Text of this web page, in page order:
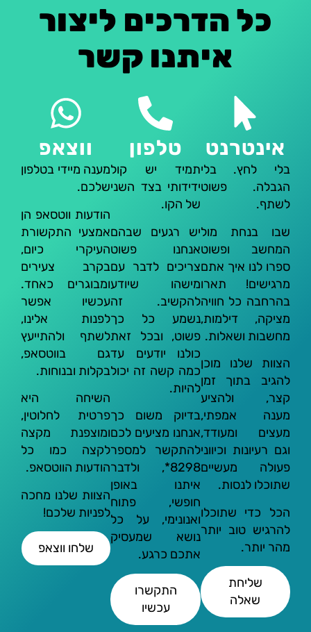
כל הדרכים ליצור
איתנו קשר
אינטרנט
בלי לחץ. בלי
הגבלה. פשוט
לשתף.
שבו בנחת מול
המחשב ופשוט
ספרו לנו איך אתם
מרגישים! תארו
בהרחבה כל חוויה
מציקה, דילמות,
מחשבות ושאלות.
הצוות שלנו מוכן
להגיב בתוך זמן
קצר, ולהציע
מענה אמפתי,
מעצים ומעודד,
וגם רעיונות וכיווני
פעולה מעשיים
שתוכלו לנסות.
הכל כדי שתוכלו
להרגיש טוב יותר
מהר יותר.
שליחת
שאלה
טלפון
תמיד יש קול
ידידותי בצד השני
של הקו.
יש רגעים שבהם
אנחנו פשוט
צריכים לדבר עם
מישהו שיודע
להקשיב. זה
נשמע כל כך
פשוט, ובכל זאת
כולנו יודעים עד
כמה קשה זה יכול
להיות.
בדיוק משום כך
אנחנו מציעים לכם
להתקשר למספר
8298*, ולדבר
איתנו באופן
חופשי, פתוח
ואנונימי, על כל
נושא שמעסיק
אתכם כרגע.
התקשרו
עכשיו
ווצאפ
מענה מיידי בטלפון
שלכם.
הודעות ווטסאפ הן
אמצעי התקשורת
העיקרי כיום,
בקרב צעירים
ומבוגרים כאחד.
עכשיו אפשר
לפנות אלינו,
לשתף ולהתייעץ
גם בווטסאפ,
בקלות ובנוחות.
השיחה היא
פרטית לחלוטין,
ומוצפנת מקצה
לקצה כמו כל
הודעות הווטסאפ.
הצוות שלנו מחכה
לפניות שלכם!
שלחו ווצאפ